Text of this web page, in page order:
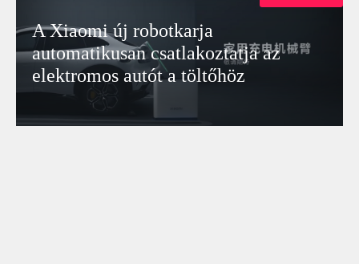
A Xiaomi új robotkarja
automatikusan csatlakoztatja az
elektromos autót a töltőhöz